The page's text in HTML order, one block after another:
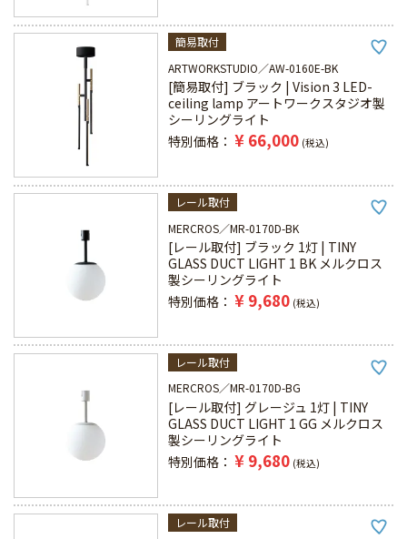
簡易取付
ARTWORKSTUDIO
AW-0160E-BK
[簡易取付] ブラック | Vision 3 LED-
ceiling lamp アートワークスタジオ製
シーリングライト
特別価格
¥ 66,000 税込
レール取付
MERCROS
MR-0170D-BK
[レール取付] ブラック 1灯 | TINY
GLASS DUCT LIGHT 1 BK メルクロス
製シーリングライト
特別価格
¥ 9,680 税込
レール取付
MERCROS
MR-0170D-BG
[レール取付] グレージュ 1灯 | TINY
GLASS DUCT LIGHT 1 GG メルクロス
製シーリングライト
特別価格
¥ 9,680 税込
レール取付